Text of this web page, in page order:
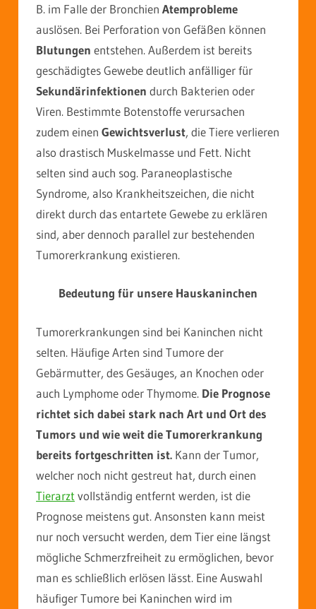
B. im Falle der Bronchien Atemprobleme
auslösen. Bei Perforation von Gefäßen können
Blutungen entstehen. Außerdem ist bereits
geschädigtes Gewebe deutlich anfälliger für
Sekundärinfektionen durch Bakterien oder
Viren. Bestimmte Botenstoffe verursachen
zudem einen Gewichtsverlust, die Tiere verlieren
also drastisch Muskelmasse und Fett. Nicht
selten sind auch sog. Paraneoplastische
Syndrome, also Krankheitszeichen, die nicht
direkt durch das entartete Gewebe zu erklären
sind, aber dennoch parallel zur bestehenden
Tumorerkrankung existieren.
Bedeutung für unsere Hauskaninchen
Tumorerkrankungen sind bei Kaninchen nicht
selten. Häufige Arten sind Tumore der
Gebärmutter, des Gesäuges, an Knochen oder
auch Lymphome oder Thymome. Die Prognose
richtet sich dabei stark nach Art und Ort des
Tumors und wie weit die Tumorerkrankung
bereits fortgeschritten ist. Kann der Tumor,
welcher noch nicht gestreut hat, durch einen
Tierarzt vollständig entfernt werden, ist die
Prognose meistens gut. Ansonsten kann meist
nur noch versucht werden, dem Tier eine längst
mögliche Schmerzfreiheit zu ermöglichen, bevor
man es schließlich erlösen lässt. Eine Auswahl
häufiger Tumore bei Kaninchen wird im